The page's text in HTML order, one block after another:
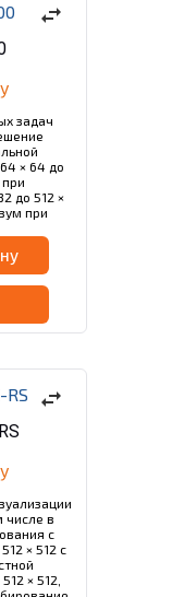
swap_horiz
задач
× 64 до
до 512 ×
при
swap_horiz
числе в
с
× 512 с
× 512,